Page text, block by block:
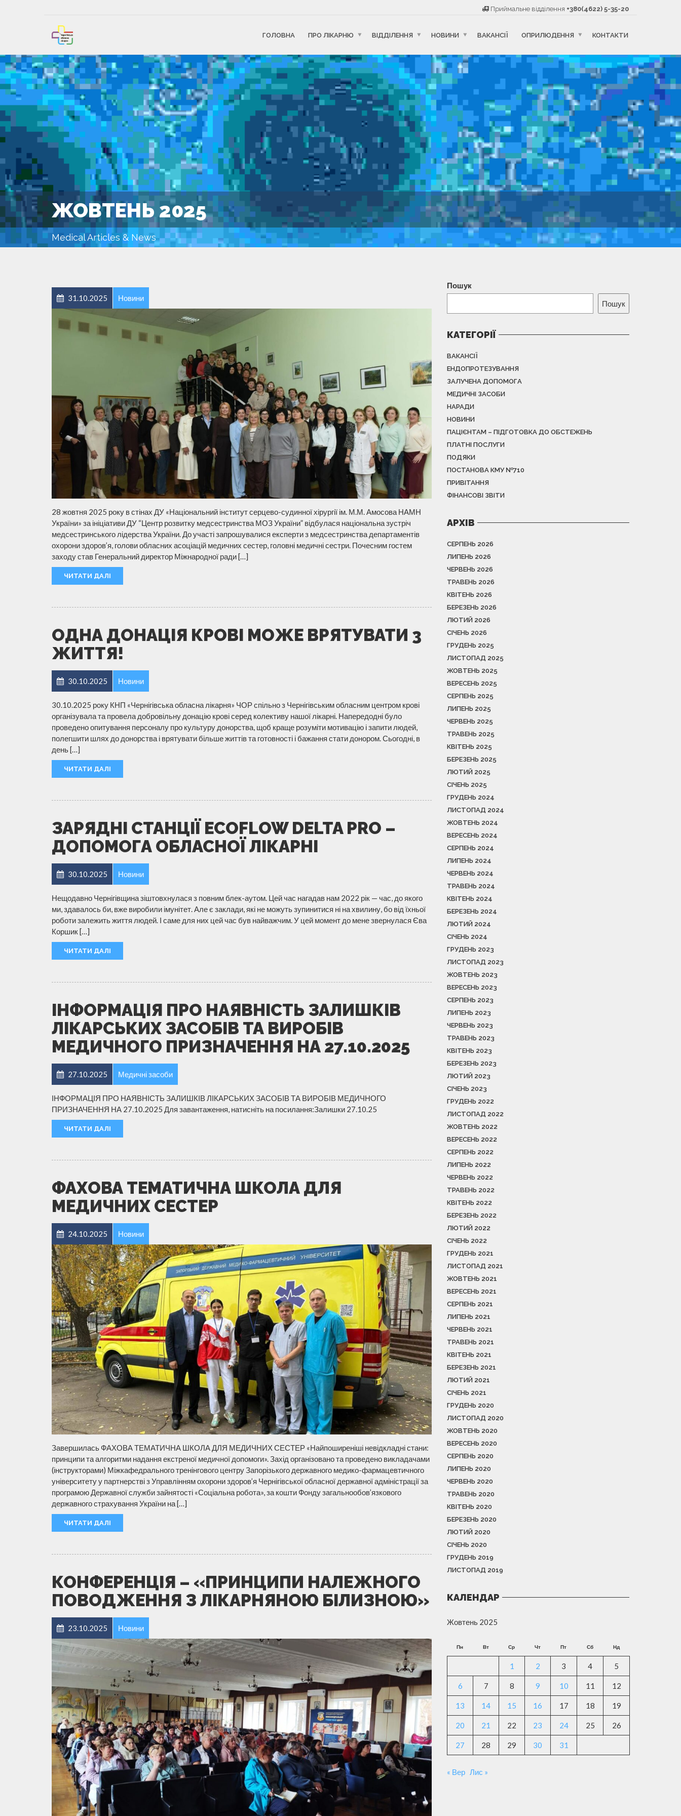
Приймальне відділення +380(4622) 5-35-20
ГОЛОВНА ПРО ЛІКАРНЮ ВІДДІЛЕННЯ НОВИНИ ВАКАНСІЇ ОПРИЛЮДЕННЯ КОНТАКТИ
ЖОВТЕНЬ 2025
Medical Articles & News
31.10.2025 Новини
28 жовтня 2025 року в стінах ДУ «Національний інститут серцево-судинної хірургії ім. М.М. Амосова НАМН
України» за ініціативи ДУ “Центр розвитку медсестринства МОЗ України” відбулася національна зустріч
медсестринського лідерства України. До участі запрошувалися експерти з медсестринства департаментів
охорони здоров’я, голови обласних асоціацій медичних сестер, головні медичні сестри. Почесним гостем
заходу став Генеральний директор Міжнародної ради […]
ЧИТАТИ ДАЛІ
ОДНА ДОНАЦІЯ КРОВІ МОЖЕ ВРЯТУВАТИ 3
ЖИТТЯ!
30.10.2025 Новини
30.10.2025 року КНП «Чернігівська обласна лікарня» ЧОР спільно з Чернігівським обласним центром крові
організувала та провела добровільну донацію крові серед колективу нашої лікарні. Напередодні було
проведено опитування персоналу про культуру донорства, щоб краще розуміти мотивацію і запити людей,
полегшити шлях до донорства і врятувати більше життів та готовності і бажання стати донором. Сьогодні, в
день […]
ЧИТАТИ ДАЛІ
ЗАРЯДНІ СТАНЦІЇ ECOFLOW DELTA PRO –
ДОПОМОГА ОБЛАСНОЇ ЛІКАРНІ
30.10.2025 Новини
Нещодавно Чернігівщина зіштовхнулася з повним блек-аутом. Цей час нагадав нам 2022 рік — час, до якого
ми, здавалось би, вже виробили імунітет. Але є заклади, які не можуть зупинитися ні на хвилину, бо від їхньої
роботи залежить життя людей. І саме для них цей час був найважчим. У цей момент до мене звернулася Єва
Коршик […]
ЧИТАТИ ДАЛІ
ІНФОРМАЦІЯ ПРО НАЯВНІСТЬ ЗАЛИШКІВ
ЛІКАРСЬКИХ ЗАСОБІВ ТА ВИРОБІВ
МЕДИЧНОГО ПРИЗНАЧЕННЯ НА 27.10.2025
27.10.2025 Медичні засоби
ІНФОРМАЦІЯ ПРО НАЯВНІСТЬ ЗАЛИШКІВ ЛІКАРСЬКИХ ЗАСОБІВ ТА ВИРОБІВ МЕДИЧНОГО
ПРИЗНАЧЕННЯ НА 27.10.2025 Для завантаження, натисніть на посилання:Залишки 27.10.25
ЧИТАТИ ДАЛІ
ФАХОВА ТЕМАТИЧНА ШКОЛА ДЛЯ
МЕДИЧНИХ СЕСТЕР
24.10.2025 Новини
Завершилась ФАХОВА ТЕМАТИЧНА ШКОЛА ДЛЯ МЕДИЧНИХ СЕСТЕР «Найпоширеніші невідкладні стани:
принципи та алгоритми надання екстреної медичної допомоги». Захід організовано та проведено викладачами
(інструкторами) Міжкафедрального тренінгового центру Запорізького державного медико-фармацевтичного
університету у партнерстві з Управлінням охорони здоров’я Чернігівської обласної державної адміністрації за
програмою Державної служби зайнятості «Соціальна робота», за кошти Фонду загальнообов’язкового
державного страхування України на […]
ЧИТАТИ ДАЛІ
КОНФЕРЕНЦІЯ – «ПРИНЦИПИ НАЛЕЖНОГО
ПОВОДЖЕННЯ З ЛІКАРНЯНОЮ БІЛИЗНОЮ»
23.10.2025 Новини
Пошук
Пошук
КАТЕГОРІЇ
ВАКАНСІЇ
ЕНДОПРОТЕЗУВАННЯ
ЗАЛУЧЕНА ДОПОМОГА
МЕДИЧНІ ЗАСОБИ
НАРАДИ
НОВИНИ
ПАЦІЄНТАМ – ПІДГОТОВКА ДО ОБСТЕЖЕНЬ
ПЛАТНІ ПОСЛУГИ
ПОДЯКИ
ПОСТАНОВА КМУ №710
ПРИВІТАННЯ
ФІНАНСОВІ ЗВІТИ
АРХІВ
СЕРПЕНЬ 2026
ЛИПЕНЬ 2026
ЧЕРВЕНЬ 2026
ТРАВЕНЬ 2026
КВІТЕНЬ 2026
БЕРЕЗЕНЬ 2026
ЛЮТИЙ 2026
СІЧЕНЬ 2026
ГРУДЕНЬ 2025
ЛИСТОПАД 2025
ЖОВТЕНЬ 2025
ВЕРЕСЕНЬ 2025
СЕРПЕНЬ 2025
ЛИПЕНЬ 2025
ЧЕРВЕНЬ 2025
ТРАВЕНЬ 2025
КВІТЕНЬ 2025
БЕРЕЗЕНЬ 2025
ЛЮТИЙ 2025
СІЧЕНЬ 2025
ГРУДЕНЬ 2024
ЛИСТОПАД 2024
ЖОВТЕНЬ 2024
ВЕРЕСЕНЬ 2024
СЕРПЕНЬ 2024
ЛИПЕНЬ 2024
ЧЕРВЕНЬ 2024
ТРАВЕНЬ 2024
КВІТЕНЬ 2024
БЕРЕЗЕНЬ 2024
ЛЮТИЙ 2024
СІЧЕНЬ 2024
ГРУДЕНЬ 2023
ЛИСТОПАД 2023
ЖОВТЕНЬ 2023
ВЕРЕСЕНЬ 2023
СЕРПЕНЬ 2023
ЛИПЕНЬ 2023
ЧЕРВЕНЬ 2023
ТРАВЕНЬ 2023
КВІТЕНЬ 2023
БЕРЕЗЕНЬ 2023
ЛЮТИЙ 2023
СІЧЕНЬ 2023
ГРУДЕНЬ 2022
ЛИСТОПАД 2022
ЖОВТЕНЬ 2022
ВЕРЕСЕНЬ 2022
СЕРПЕНЬ 2022
ЛИПЕНЬ 2022
ЧЕРВЕНЬ 2022
ТРАВЕНЬ 2022
КВІТЕНЬ 2022
БЕРЕЗЕНЬ 2022
ЛЮТИЙ 2022
СІЧЕНЬ 2022
ГРУДЕНЬ 2021
ЛИСТОПАД 2021
ЖОВТЕНЬ 2021
ВЕРЕСЕНЬ 2021
СЕРПЕНЬ 2021
ЛИПЕНЬ 2021
ЧЕРВЕНЬ 2021
ТРАВЕНЬ 2021
КВІТЕНЬ 2021
БЕРЕЗЕНЬ 2021
ЛЮТИЙ 2021
СІЧЕНЬ 2021
ГРУДЕНЬ 2020
ЛИСТОПАД 2020
ЖОВТЕНЬ 2020
ВЕРЕСЕНЬ 2020
СЕРПЕНЬ 2020
ЛИПЕНЬ 2020
ЧЕРВЕНЬ 2020
ТРАВЕНЬ 2020
КВІТЕНЬ 2020
БЕРЕЗЕНЬ 2020
ЛЮТИЙ 2020
СІЧЕНЬ 2020
ГРУДЕНЬ 2019
ЛИСТОПАД 2019
КАЛЕНДАР
Жовтень 2025
Пн Вт Ср Чт Пт Сб Нд
1 2 3 4 5
6 7 8 9 10 11 12
13 14 15 16 17 18 19
20 21 22 23 24 25 26
27 28 29 30 31
« Вер Лис »